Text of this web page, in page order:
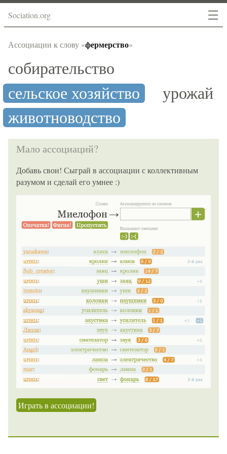
☰
Sociation.org
Ассоциации к слову «фермерство»
собирательство
сельское хозяйство
урожай
животноводство
Мало ассоциаций?
Добавь свои! Сыграй в ассоциации с коллективным
разумом и сделай его умнее :)
Играть в ассоциации!